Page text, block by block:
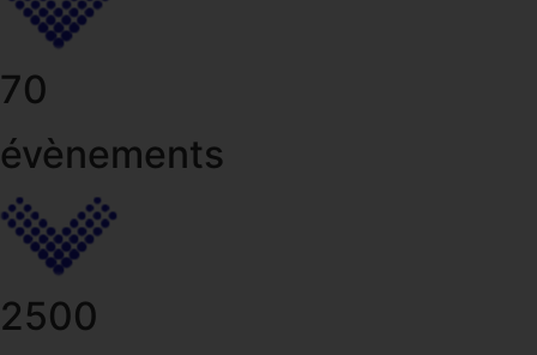
70
évènements
2500